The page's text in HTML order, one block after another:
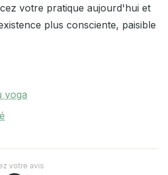
votre pratique aujourd'hui et
plus consciente, paisible
yoga
votre avis